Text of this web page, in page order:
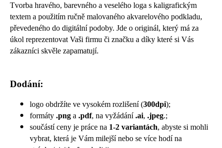
Tvorba hravého, barevného a veselého loga s kaligrafickým
textem a použitím ručně malovaného akvarelového podkladu,
převedeného do digitální podoby. Jde o originál, který má za
úkol reprezentovat Vaši firmu či značku a díky které si Vás
zákazníci skvěle zapamatují.
Dodání:
logo obdržíte ve vysokém rozlišení (300dpi);
formáty .png a .pdf, na vyžádání.ai, .jpeg.;
součástí ceny je práce na 1-2 variantách, abyste si mohli
vybrat, která je Vám milejší nebo se více hodí na
p
o
r
u
č
e